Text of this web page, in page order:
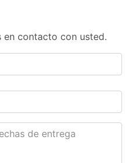
en contacto con usted.